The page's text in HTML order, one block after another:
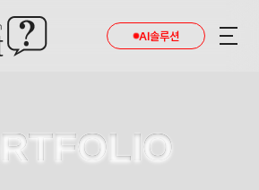
AI솔루션
RTFOLIO